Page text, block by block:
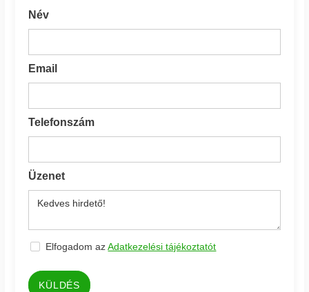
Név
Email
Telefonszám
Üzenet
Elfogadom azAdatkezelési tájékoztatót
KÜLDÉS